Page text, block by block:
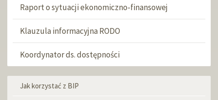
Raport o sytuacji ekonomiczno-finansowej
Klauzula informacyjna RODO
Koordynator ds. dostępności
Menu
Jak korzystać z BIP